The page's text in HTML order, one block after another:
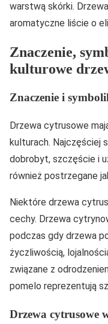
warstwą skórki.
aromatyczne liście o
Znaczenie,
kulturowe
Znaczenie i
Drzewa cytrusowe
kulturach. Najczęściej
dobrobyt, szczęście i
również postrzegane
Niektóre drzewa
cechy. Drzewa
podczas gdy drzewa
życzliwością,
związane z
pomelo reprezentują
Drzewa cytrusowe